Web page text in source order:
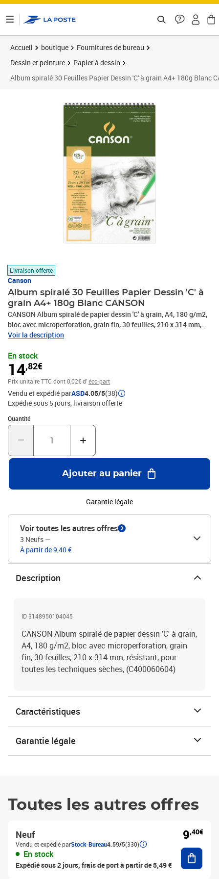
Accueil boutique
Fournitures de bureau
Dessin et peinture
Papier à dessin
Album spiralé 30 Feuilles Papier Dessin 'C' à grain A4+ 180g Blanc
Livraison offerte
Canson
Album spiralé 30 Feuilles Papier Dessin 'C' à
grain A4+ 180g Blanc CANSON
CANSON Album spiralé de papier dessin 'C' à grain, A4, 180 g/m2,
bloc avec microperforation, grain fin, 30 feuilles, 210 x 314 mm,
résistant, pour toutes les techniques sèches, (C400060604)
Voir la description
En stock
14,82€
Prix unitaire TTC dont 0,02€ d'éco-part
Vendu et expédié parASD4.05/5(38)
Expédié sous 5 jours livraison offerte
Quantité
Quantité : 1
Ajouter au panier
Garantie légale
Voir toutes les autres offres 3
3 Neufs —
À partir de 9,40 €
Description
ID 3148950104045
CANSON Album spiralé de papier dessin 'C' à grain,
A4, 180 g/m2, bloc avec microperforation, grain
fin, 30 feuilles, 210 x 314 mm, résistant, pour
toutes les techniques sèches, (C400060604)
Caractéristiques
Garantie légale
Toutes les autres offres
Neuf
Vendu et expédié parStock-Bureau4.59/5(330)
En stock
Expédié sous 2 jours, frais de port à partir de 5,49 €
9,40€